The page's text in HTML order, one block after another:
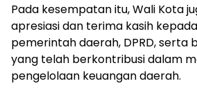
Pada kesempatan itu, Wali Kota
apresiasi dan terima kasih
pemerintah daerah, DPRD, serta
yang telah berkontribusi dalam
pengelolaan keuangan daerah.